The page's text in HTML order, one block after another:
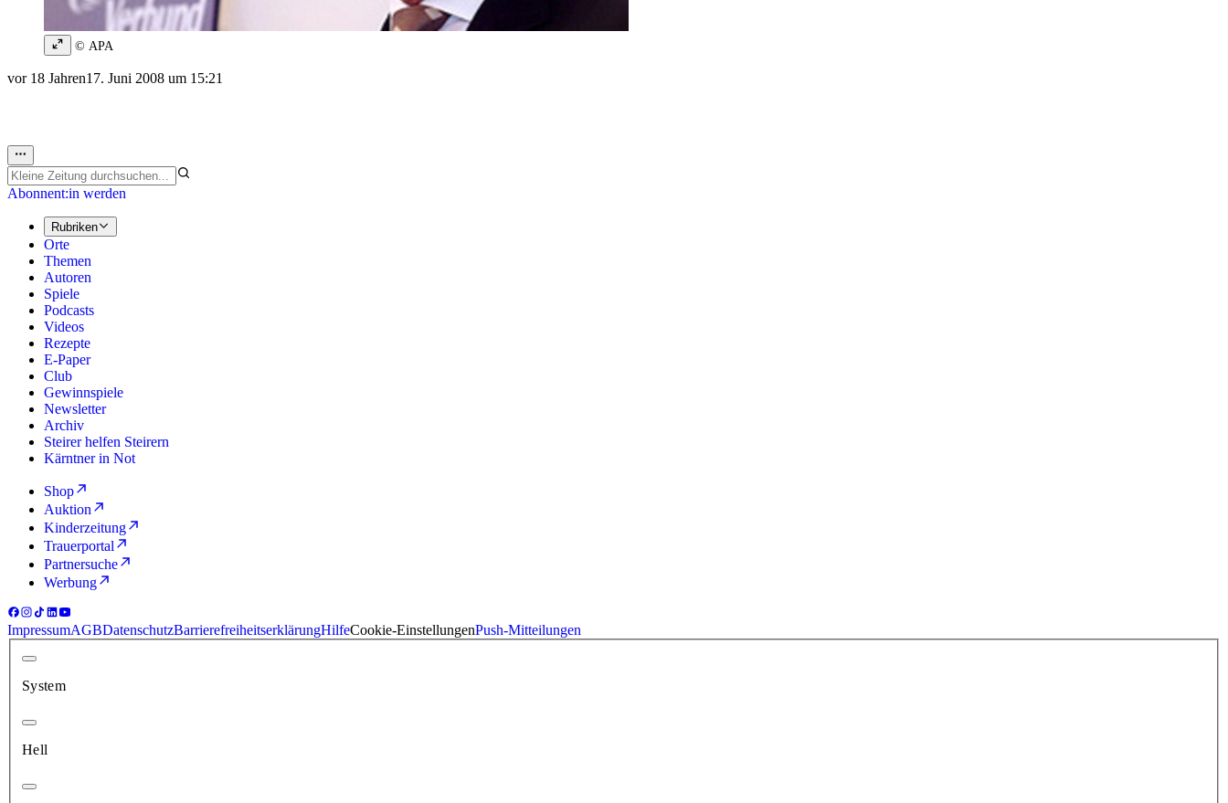
© APA
vor 18 Jahren17. Juni 2008 um 15:21
Abonnent:in werden
Rubriken
Orte
Themen
Autoren
Spiele
Podcasts
Videos
Rezepte
E-Paper
Club
Gewinnspiele
Newsletter
Archiv
Steirer helfen Steirern
Kärntner in Not
Shop
Auktion
Kinderzeitung
Trauerportal
Partnersuche
Werbung
ImpressumAGBDatenschutzBarrierefreiheitserklärungHilfeCookie-EinstellungenPush-Mitteilungen
System
Hell